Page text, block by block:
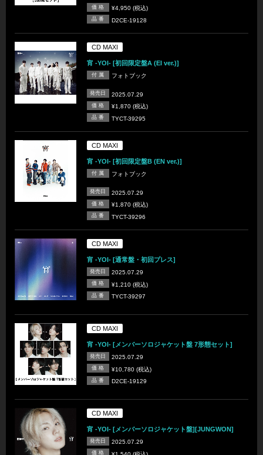
価 格 ¥4,950 (税込)
品 番 D2CE-19128
CD MAXI
宵 -YOI- [初回限定盤A (EI ver.)]
付 属 フォトブック
発売日 2025.07.29
価 格 ¥1,870 (税込)
品 番 TYCT-39295
CD MAXI
宵 -YOI- [初回限定盤B (EN ver.)]
付 属 フォトブック
発売日 2025.07.29
価 格 ¥1,870 (税込)
品 番 TYCT-39296
CD MAXI
宵 -YOI- [通常盤・初回プレス]
発売日 2025.07.29
価 格 ¥1,210 (税込)
品 番 TYCT-39297
CD MAXI
宵 -YOI- [メンバーソロジャケット盤 7形態セット]
発売日 2025.07.29
価 格 ¥10,780 (税込)
品 番 D2CE-19129
CD MAXI
宵 -YOI- [メンバーソロジャケット盤][JUNGWON]
発売日 2025.07.29
価 格